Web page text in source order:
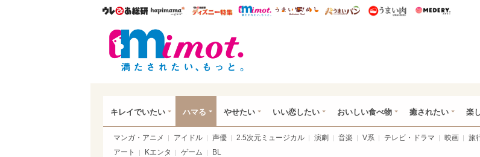
ウレぴあ総研ハピママ* ウレぴあ総研 ディズニー特集
mimot. うまいめし うまいパン うまい肉
キレイでいたい ハマる やせたい いい恋したい おいしい食べ物 癒されたい 楽
マンガ・アニメ アイドル 声優 2.5次元ミュージカル 演劇 音楽 V系 テレビ・ドラマ 映画 旅
アート
Kエンタ ゲーム BL